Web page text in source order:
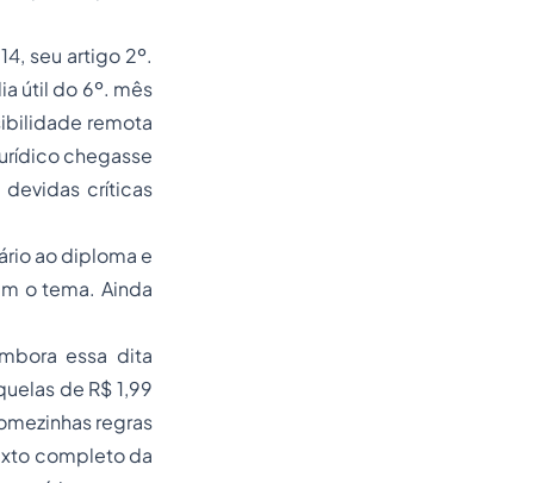
seu artigo 2º.
útil do 6º. mês
remota
chegasse
críticas
ao diploma e
o tema. Ainda
essa dita
de R$ 1,99
regras
completo da